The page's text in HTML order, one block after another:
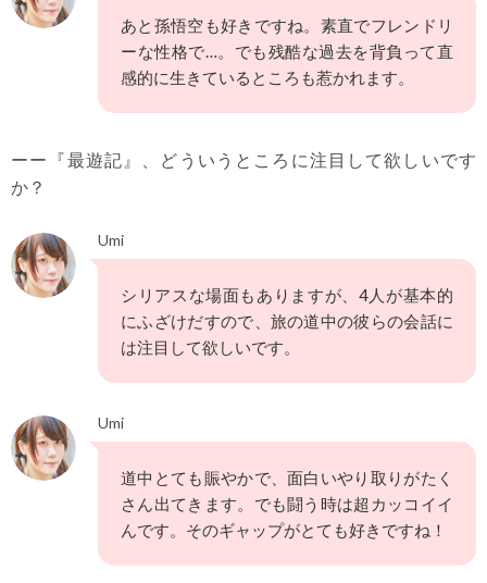
あと孫悟空も好きですね。素直でフレンドリ
ーな性格で…。でも残酷な過去を背負って直
感的に生きているところも惹かれます。
ーー『最遊記』、どういうところに注目して欲しいです
か？
Umi
シリアスな場面もありますが、4人が基本的
にふざけだすので、旅の道中の彼らの会話に
は注目して欲しいです。
Umi
道中とても賑やかで、面白いやり取りがたく
さん出てきます。でも闘う時は超カッコイイ
んです。そのギャップがとても好きですね！